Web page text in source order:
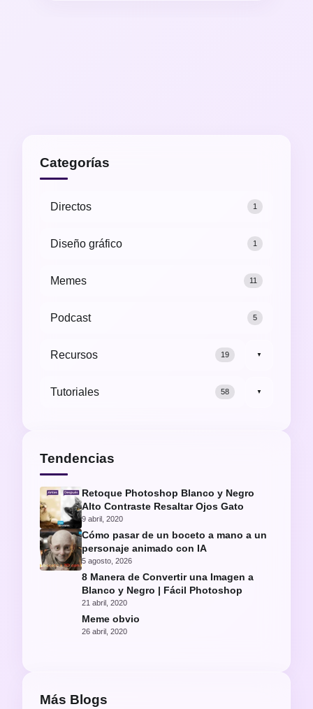
Categorías
Directos 1
Diseño gráfico 1
Memes 11
Podcast 5
Recursos 19 ▼
Tutoriales 58 ▼
Tendencias
Retoque Photoshop Blanco y Negro
Alto Contraste Resaltar Ojos Gato
9 abril, 2020
Cómo pasar de un boceto a mano a un
personaje animado con IA
5 agosto, 2026
8 Manera de Convertir una Imagen a
Blanco y Negro | Fácil Photoshop
21 abril, 2020
Meme obvio
26 abril, 2020
Más Blogs